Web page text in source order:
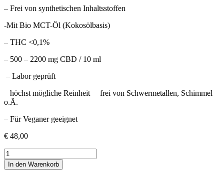
– Frei von synthetischen Inhaltsstoffen
-Mit Bio MCT-Öl (Kokosölbasis)
– THC <0,1%
– 500 – 2200 mg CBD / 10 ml
– Labor geprüft
– höchst mögliche Reinheit – frei von Schwermetallen, Schimmel
o.Ä.
– Für Veganer geeignet
€ 48,00
CBD-
Öl
10ml
In den Warenkorb